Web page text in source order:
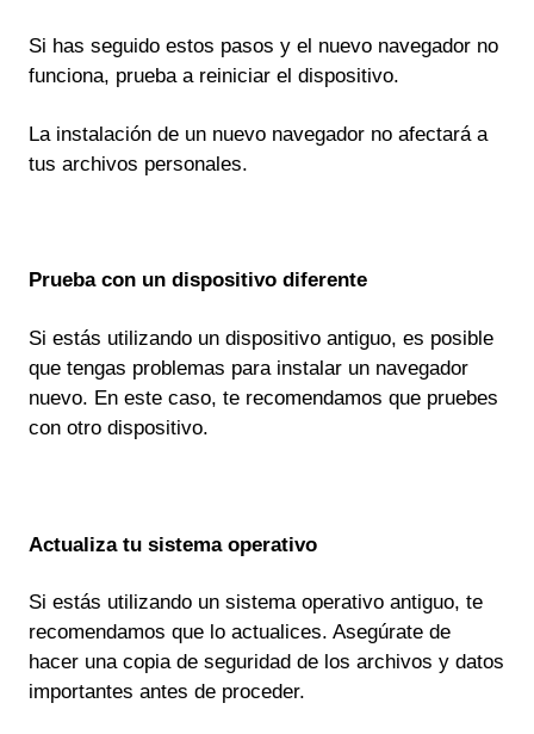
Si has seguido estos pasos y el nuevo navegador no
funciona, prueba a reiniciar el dispositivo.
La instalación de un nuevo navegador no afectará a
tus archivos personales.
Prueba con un dispositivo diferente
Si estás utilizando un dispositivo antiguo, es posible
que tengas problemas para instalar un navegador
nuevo. En este caso, te recomendamos que pruebes
con otro dispositivo.
Actualiza tu sistema operativo
Si estás utilizando un sistema operativo antiguo, te
recomendamos que lo actualices. Asegúrate de
hacer una copia de seguridad de los archivos y datos
importantes antes de proceder.